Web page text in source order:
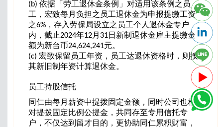
(b) 依据「劳工退休金条例」对适用该条例之员
工，宏致每月负担之员工退休金为申报提缴工资
之6%，存入劳保局设立之员工个人退休金专户
内，截止2024年12月31日新制退休金雇主提缴金
额为新台币24,624,241元。
(c) 宏致保留员工年资，员工达退休资格时，则按
其新旧制年资计算退休金。
员工持股信托
同仁由每月薪资中提拨固定金额，同时公司也相
对提拨固定比例公提金，共同存至专用信托专
户，不仅达到留才目的，更协助同仁累积财富，